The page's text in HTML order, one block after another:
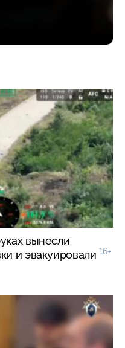
вынесли
и эвакуировали 16+